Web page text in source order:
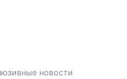
новости